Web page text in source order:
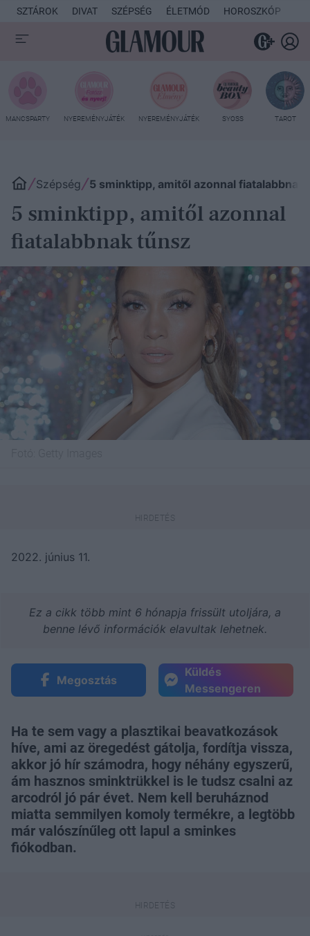
SZTÁROK DIVAT SZÉPSÉG ÉLETMÓD HOROSZKÓP
MANCSPARTY NYEREMÉNYJÁTÉK NYEREMÉNYJÁTÉK SYOSS TAROT
Szépség 5 sminktipp, amitől azonnal fiatalabbnak
5 sminktipp, amitől azonnal
fiatalabbnak tűnsz
2022. június 11.
Ez a cikk több mint 6 hónapja frissült utoljára, a
benne lévő információk elavultak lehetnek.
Megosztás
Küldés
Messengeren
Ha te sem vagy a plasztikai beavatkozások
híve, ami az öregedést gátolja, fordítja vissza,
akkor jó hír számodra, hogy néhány egyszerű,
ám hasznos sminktrükkel is le tudsz csalni az
arcodról jó pár évet. Nem kell beruháznod
miatta semmilyen komoly termékre, a legtöbb
már valószínűleg ott lapul a sminkes
fiókodban.